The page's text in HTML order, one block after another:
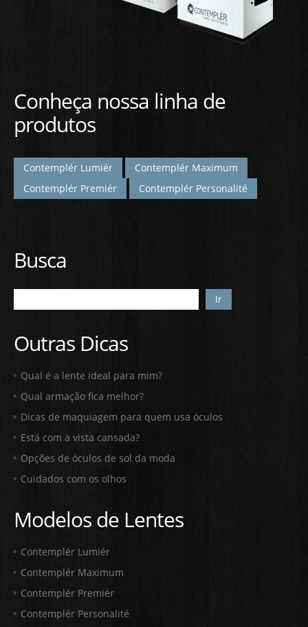
Conheça nossa linha de
produtos
Contemplér Lumiér
Contemplér Maximum
Contemplér Premiér
Contemplér Personalité
Busca
Ir
Outras Dicas
Qual é a lente ideal para mim?
Qual armação fica melhor?
Dicas de maquiagem para quem usa óculos
Está com a vista cansada?
Opções de óculos de sol da moda
Cuidados com os olhos
Modelos de Lentes
Contemplér Lumiér
Contemplér Maximum
Contemplér Premiér
Contemplér Personalité